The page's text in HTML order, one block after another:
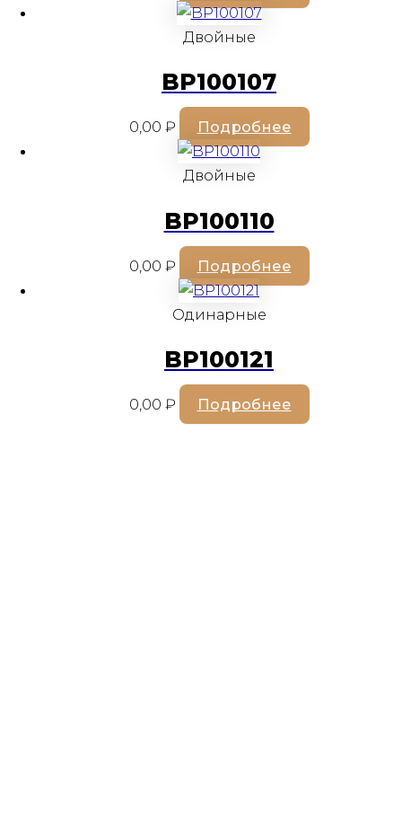
Двойные
BP100107
0,00 ₽ Подробнее
Двойные
BP100110
0,00 ₽ Подробнее
Одинарные
BP100121
0,00 ₽ Подробнее